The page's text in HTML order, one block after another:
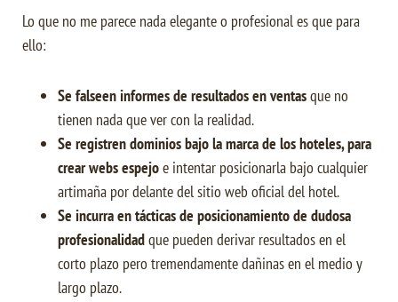
Lo que no me parece nada elegante o profesional es que para
ello:
Se falseen informes de resultados en ventasque no
tienen nada que ver con la realidad.
Se registren dominios bajo la marca de los hoteles, para
crear webs espejoe intentar posicionarla bajo cualquier
artimaña por delante del sitio web oficial del hotel.
Se incurra en tácticas de posicionamiento de dudosa
profesionalidadque pueden derivar resultados en el
corto plazo pero tremendamente dañinas en el medio y
largo plazo.